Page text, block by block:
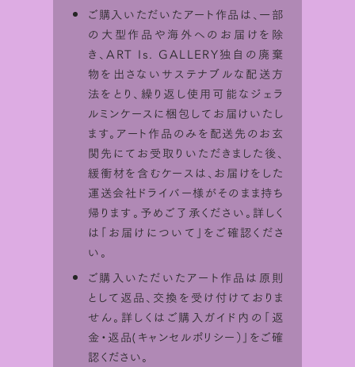
ご購入いただいたアート作品は、一部
の大型作品や海外へのお届けを除
き、ART Is. GALLERY独自の廃棄
物を出さないサステナブルな配送方
法をとり、繰り返し使用可能なジェラ
ルミンケースに梱包してお届けいたし
ます。アート作品のみを配送先のお玄
関先にてお受取りいただきました後、
緩衝材を含むケースは、お届けをした
運送会社ドライバー様がそのまま持ち
帰ります。予めご了承ください。詳しく
は「お届けについて 」をご確認くださ
い。
ご購入いただいたアート作品は原則
として返品、交換を受け付けておりま
せん。詳しくはご購入ガイド内の「返
金・返品(キャンセルポリシー） 」をご確
認ください。
シミュレータ利用方法
ART Is.で取り扱っている作品はサイズ
比率を画面上でシミュレーションして楽
しむことが出来ます。